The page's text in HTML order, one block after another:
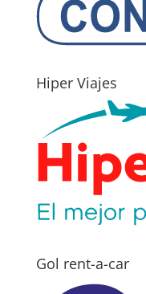
Hiper Viajes
Gol rent-a-car